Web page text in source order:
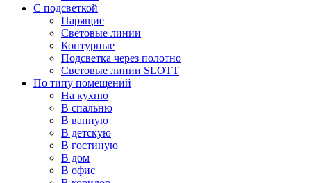
С подсветкой
Парящие
Световые линии
Контурные
Подсветка через полотно
Световые линии SLOTT
По типу помещений
На кухню
В спальню
В ванную
В детскую
В гостиную
В дом
В офис